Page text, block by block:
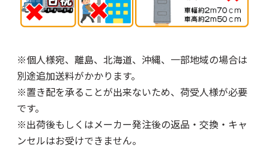
※個人様宛、離島、北海道、沖縄、一部地域の場合は
別途追加送料がかかります。
※置き配を承ることが出来ないため、荷受人様が必要
です。
※出荷後もしくはメーカー発注後の返品・交換・キャ
ンセルはお受けできません。